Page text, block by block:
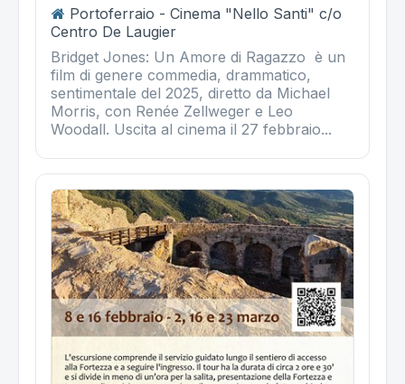
Portoferraio - Cinema "Nello Santi" c/o
Centro De Laugier
Bridget Jones: Un Amore di Ragazzo è un
film di genere commedia, drammatico,
sentimentale del 2025, diretto da Michael
Morris, con Renée Zellweger e Leo
Woodall. Uscita al cinema il 27 febbraio...